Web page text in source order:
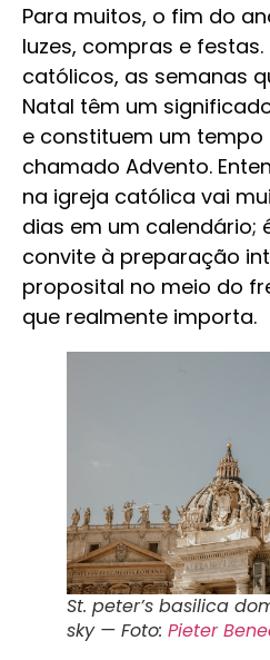
Para muitos, o fim do
luzes, compras e
católicos, as semanas
Natal têm um
e constituem um
chamado Advento.
na igreja católica vai
dias em um calendário;
convite à preparação
proposital no meio do
que realmente importa.
St. peter’s basilica
sky — Foto: Pieter